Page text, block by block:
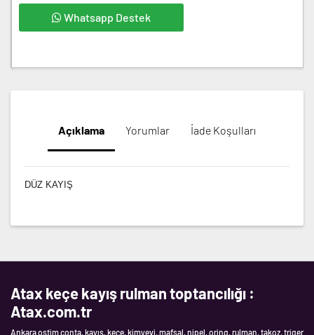
Whatsapp Destek
Açıklama Yorumlar İade Koşulları
DÜZ KAYIŞ
Atax keçe kayış rulman toptancılığı :
Atax.com.tr
Ankara ostim conta, kayış, keçe, kimyevi, mafsal, nipel, oring, rulman, takoz, triger